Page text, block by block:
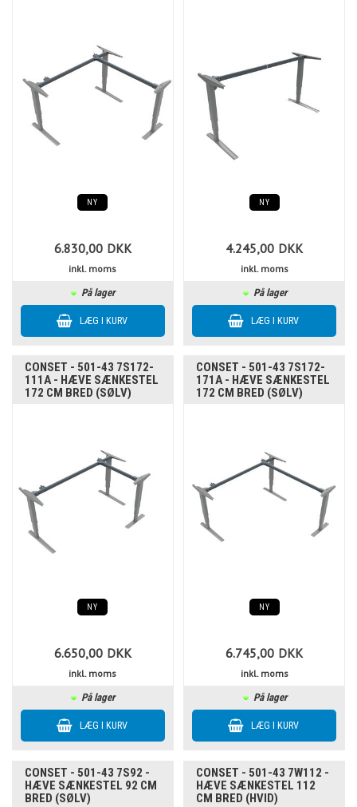
NY
6.830,00 DKK
inkl. moms
På lager
NY
4.245,00 DKK
inkl. moms
På lager
CONSET - 501-43 7S172-
111A - HÆVE SÆNKESTEL
172 CM BRED (SØLV)
NY
6.650,00 DKK
inkl. moms
På lager
CONSET - 501-43 7S172-
171A - HÆVE SÆNKESTEL
172 CM BRED (SØLV)
NY
6.745,00 DKK
inkl. moms
På lager
CONSET - 501-43 7S92 -
HÆVE SÆNKESTEL 92 CM
BRED (SØLV)
CONSET - 501-43 7W112 -
HÆVE SÆNKESTEL 112
CM BRED (HVID)